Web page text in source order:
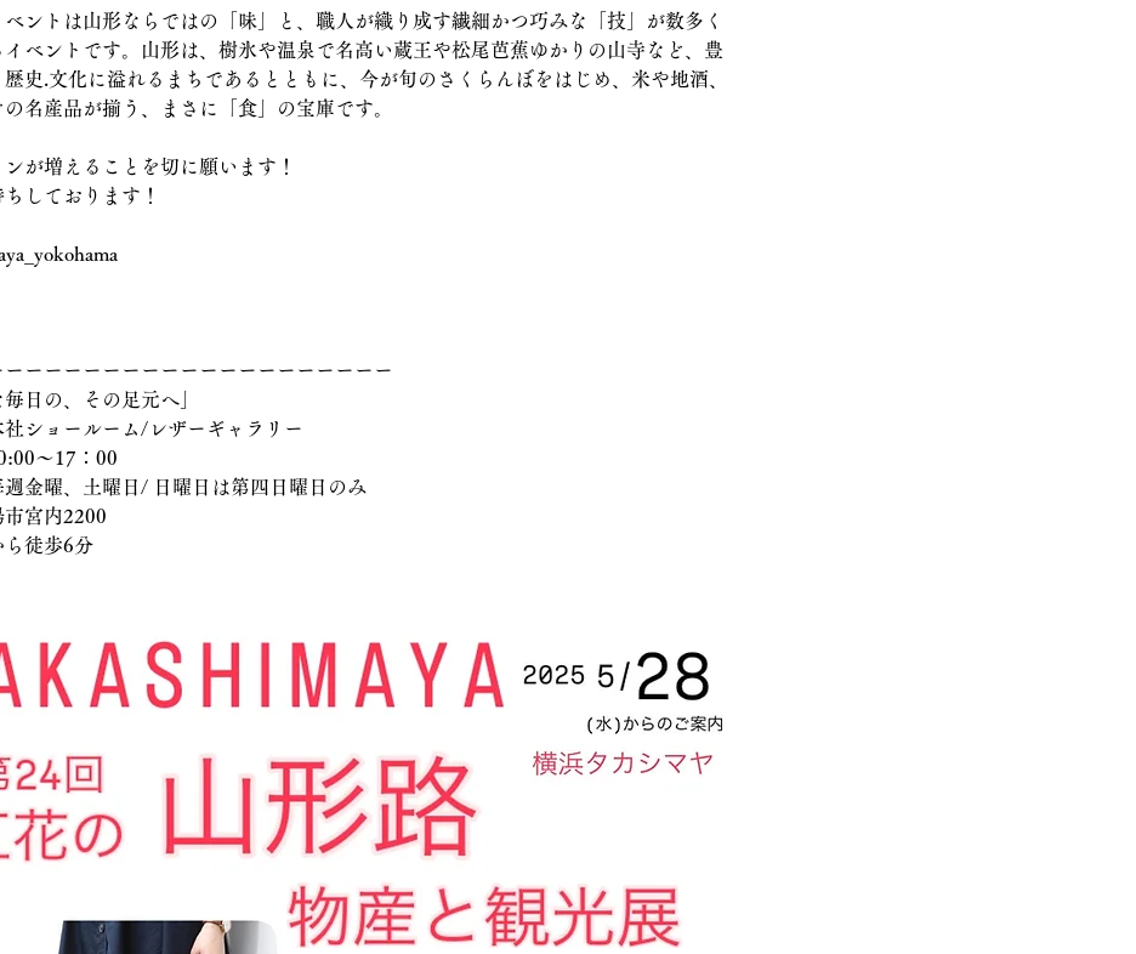
ベントは山形ならではの「味」と、職人が織り成す繊細かつ巧みな「技」が数多く
イベントです。山形は、樹氷や温泉で名高い蔵王や松尾芭蕉ゆかりの山寺など、豊
歴史.文化に溢れるまちであるとともに、今が旬のさくらんぼをはじめ、米や地酒、
名産品が揃う、まさに「食」の宝庫です。
が増えることを切に願います！
しております！
ーーーーーーーーーーーーーーーーーーーー
毎日の、その足元へ」
社ショールーム/レザーギャラリー
〜17：00
週金曜、土曜日/ 日曜日は第四日曜日のみ
市宮内2200
ら徒歩6分